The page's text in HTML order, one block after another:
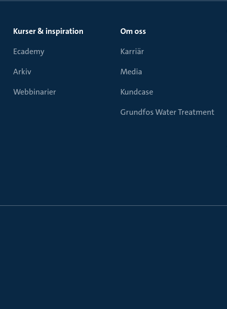
Kurser & inspiration
Ecademy
Arkiv
Webbinarier
Om oss
Karriär
Media
Kundcase
Grundfos Water Treatment